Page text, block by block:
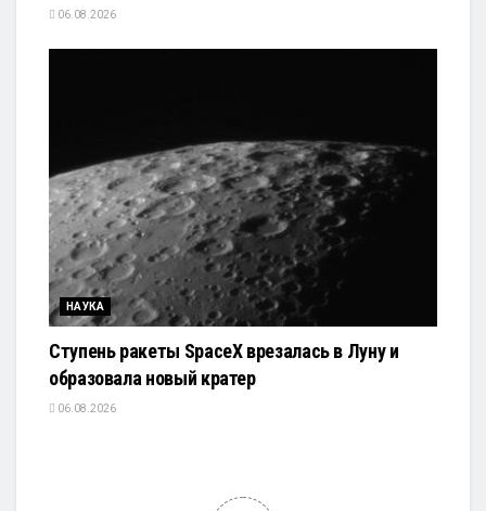
06.08.2026
НАУКА
Ступень ракеты SpaceX врезалась в Луну и
образовала новый кратер
06.08.2026